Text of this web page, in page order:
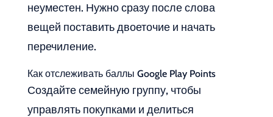
неуместен. Нужно сразу после слова
вещей поставить двоеточие и начать
перечиление.
Как отслеживать баллы Google Play Points
Создайте семейную группу, чтобы
управлять покупками и делиться